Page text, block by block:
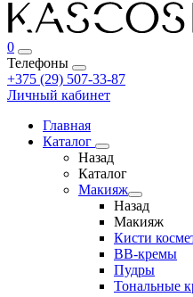
0
Телефоны
+375 (29) 507-33-87
Личный кабинет
Главная
Каталог
Назад
Каталог
Макияж
Назад
Макияж
Кисти
BB-кремы
Пудры
Тональные